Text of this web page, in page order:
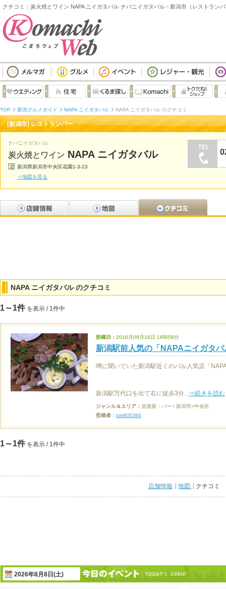
クチコミ：炭火焼とワイン NAPA ニイガタバル ナパニイガタバル - 新潟市（レストラン
TOP 新潟グルメガイド NAPA ニイガタバル NAPA ニイガタバル のクチコミ
[新潟市] レストランバー
ナパニイガタバル
炭火焼とワイン NAPA ニイガタバル
新潟県新潟市中央区花園1-3-23
⇒地図を見る
NAPA ニイガタバル のクチコミ
1～1件 を表示 / 1件中
投稿日： 2016月08月16日 16時58分
新潟駅前人気の「NAPAニイガタ
噂に聞いていた新潟駅近くのバル人気店「
新潟駅万代口を出て右に徒歩3分...⇒続きを読む
ジャンル＆エリア： 居酒屋・バー / 新潟市>中央区
投稿者： tok805384
1～1件 を表示 / 1件中
店舗情報 地図 クチコミ
2026年8月8日(土)